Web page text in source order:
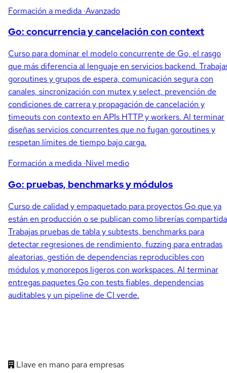
Formación a medida ·Avanzado
Go: concurrencia y cancelación con context
Curso para dominar el modelo concurrente de Go, el rasgo
que más diferencia al lenguaje en servicios backend.
goroutines y grupos de espera, comunicación segura con
canales, sincronización con mutex y select, prevención de
condiciones de carrera y propagación de cancelación y
timeouts con contexto en APIs HTTP y workers. Al terminar
diseñas servicios concurrentes que no fugan goroutines y
respetan límites de tiempo bajo carga.
Formación a medida ·Nivel medio
Go: pruebas, benchmarks y módulos
Curso de calidad y empaquetado para proyectos Go que ya
están en producción o se publican como librerías
Trabajas pruebas de tabla y subtests, benchmarks para
detectar regresiones de rendimiento, fuzzing para entradas
aleatorias, gestión de dependencias reproducibles con
módulos y monorepos ligeros con workspaces. Al terminar
entregas paquetes Go con tests fiables, dependencias
auditables y un pipeline de CI verde.
Llave en mano para empresas